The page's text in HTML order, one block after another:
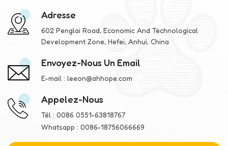
Adresse
602 Penglai Road, Economic And Technological
Development Zone, Hefei, Anhui, China
Envoyez-Nous Un Email
E-mail : leeon@ahhope.com
Appelez-Nous
Tél : 0086 0551-63818767
Whatsapp : 0086-18756066669